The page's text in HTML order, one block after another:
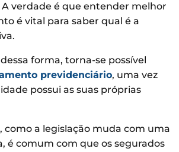
A verdade é que entender melhor
é vital para saber qual é a
forma, torna-se possível
previdenciário, uma vez
possui as suas próprias
como a legislação muda com uma
é comum com que os segurados